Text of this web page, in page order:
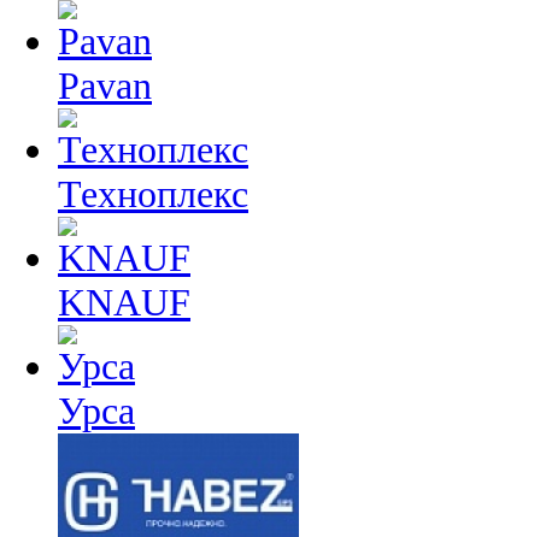
Pavan
Техноплекс
KNAUF
Урса